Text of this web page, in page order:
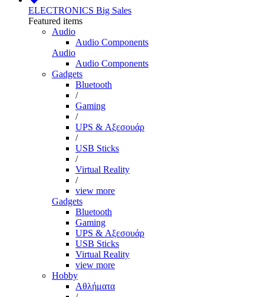
ELECTRONICS Big Sales
Featured items
Audio
Audio Components
Audio
Audio Components
Gadgets
Bluetooth
/
Gaming
/
UPS & Αξεσουάρ
/
USB Sticks
/
Virtual Reality
/
view more
Gadgets
Bluetooth
Gaming
UPS & Αξεσουάρ
USB Sticks
Virtual Reality
view more
Hobby
Αθλήματα